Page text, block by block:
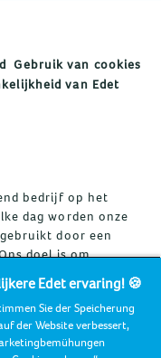
Gebruik van cookies
van Edet
bedrijf op het
dag worden onze
door een
doel is om
klanten en de
sterke merken
Leukoplast, Libero,
Edet ervaring! 🍪
Sie der Speicherung
der Website verbessert,